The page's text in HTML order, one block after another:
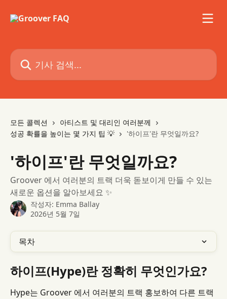
기사 검색...
모든 콜렉션
아티스트 및 대리인 여러분께
성공 확률을 높이는 몇 가지 팁 💡
'하이프'란 무엇일까요?
'하이프'란 무엇일까요?
Groover 에서 여러분의 트랙 더욱 돋보이게 만들 수 있는
새로운 옵션을 알아보세요 ✨
작성자: Emma Ballay
2026년 5월 7일
목차
하이프(Hype)란 정확히 무엇인가요?
Hype는 Groover 에서 여러분의 트랙 홍보하여 ​​다른 트랙